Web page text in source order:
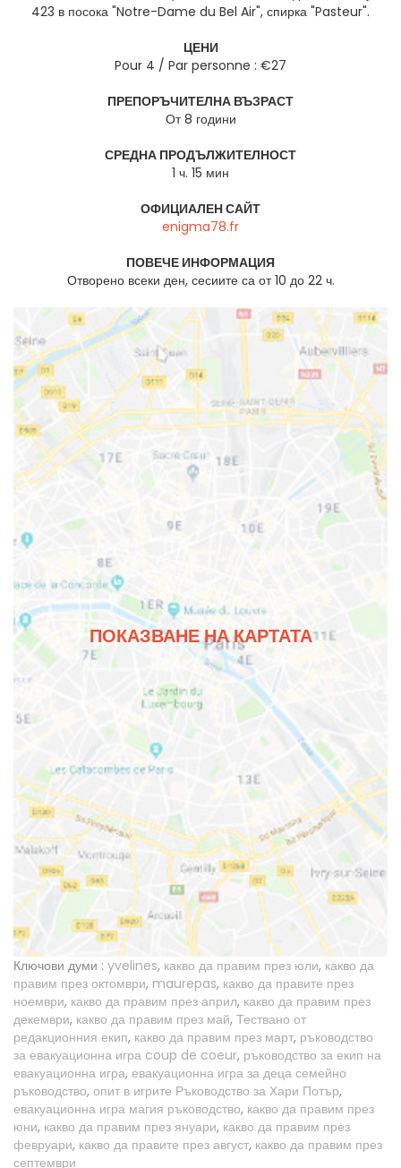
423 в посока "Notre-Dame du Bel Air", спирка "Pasteur".
ЦЕНИ
Pour 4 / Par personne : €27
ПРЕПОРЪЧИТЕЛНА ВЪЗРАСТ
От 8 години
СРЕДНА ПРОДЪЛЖИТЕЛНОСТ
1 ч. 15 мин
ОФИЦИАЛЕН САЙТ
enigma78.fr
ПОВЕЧЕ ИНФОРМАЦИЯ
Отворено всеки ден, сесиите са от 10 до 22 ч.
ПОКАЗВАНЕ НА КАРТАТА
Ключови думи : yvelines, какво да правим през юли, какво да
правим през октомври, maurepas, какво да правите през
ноември, какво да правим през април, какво да правим през
декември, какво да правим през май, Тествано от
редакционния екип, какво да правим през март, ръководство
за евакуационна игра coup de coeur, ръководство за екип на
евакуационна игра, евакуационна игра за деца семейно
ръководство, опит в игрите Ръководство за Хари Потър,
евакуационна игра магия ръководство, какво да правим през
юни, какво да правим през януари, какво да правим през
февруари, какво да правите през август, какво да правим през
септември